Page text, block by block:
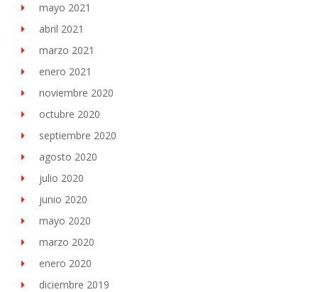
mayo 2021
abril 2021
marzo 2021
enero 2021
noviembre 2020
octubre 2020
septiembre 2020
agosto 2020
julio 2020
junio 2020
mayo 2020
marzo 2020
enero 2020
diciembre 2019